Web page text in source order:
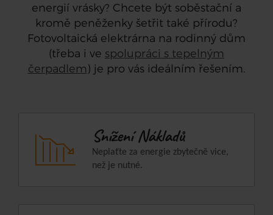
energií vrásky? Chcete být soběstační a
kromě peněženky šetřit také přírodu?
Fotovoltaická elektrárna na rodinný dům
(třeba i ve spolupráci s tepelným
čerpadlem) je pro vás ideálním řešením.
Snížení Nákladů
Neplaťte za energie zbytečně vice,
než je nutné.